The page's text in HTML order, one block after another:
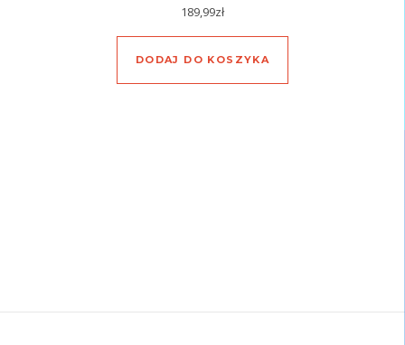
189,99zł
DODAJ DO KOSZYKA